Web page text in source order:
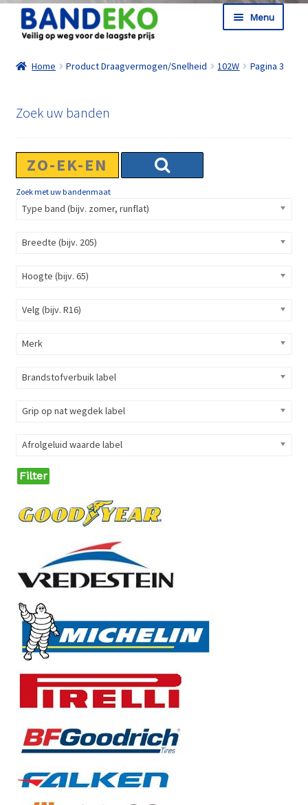
Ga door naar navigatie
Ga naar de inhoud
Menu
Informatie
Afrekenen
Home Product Draagvermogen/Snelheid 102W Pagina 3
Zoek uw banden
Zoek met uw bandenmaat
Type band (bijv. zomer, runflat)
Breedte (bijv. 205)
Hoogte (bijv. 65)
Velg (bijv. R16)
Merk
Brandstofverbuik label
Grip op nat wegdek label
Afrolgeluid waarde label
Filter